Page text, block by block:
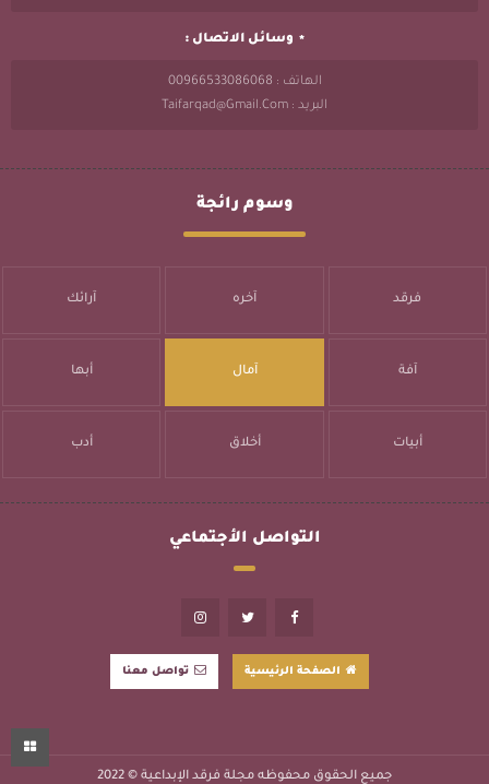
وسائل الاتصال :
الهاتف : 00966533086068
البريد : Taifarqad@gmail.com
وسوم رائجة
فرقد آخره آرائك
آفة آمال أبها
أبيات أخلاق أدب
التواصل الأجتماعي
الصفحة الرئيسية تواصل معنا
جميع الحقوق محفوظه مجلة فرقد الإبداعية © 2022